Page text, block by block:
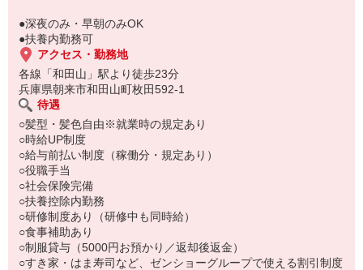
●深夜のみ・早朝のみOK
●扶養内勤務可
アクセス・勤務地
各線「和田山」駅より徒歩23分
兵庫県朝来市和田山町枚田592-1
待遇
○髪型・髪色自由※就業時の規定あり
○時給UP制度
○給与前払い制度（稼働分・規定あり）
○役職手当
○社会保険完備
○扶養控除内勤務
○研修制度あり（研修中も同時給）
○食事補助あり
○制服貸与（5000円お預かり／返却後返金）
○すき家・はま寿司など、ゼンショーグループで使える割引制度